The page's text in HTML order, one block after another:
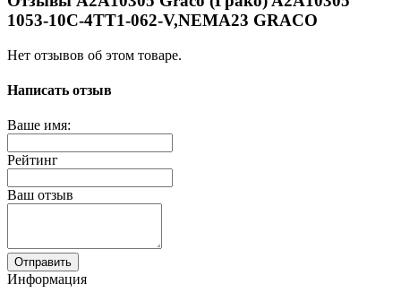
1053-10C-4TT1-062-V,NEMA23 GRACO
Нет отзывов об этом товаре.
Написать отзыв
Ваше имя:
Рейтинг
Ваш отзыв
Отправить
Информация